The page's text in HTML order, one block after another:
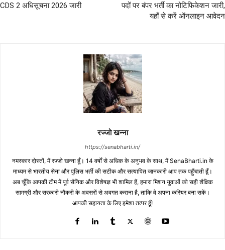
CDS 2 अधिसूचना 2026 जारी
पदों पर बंपर भर्ती का नोटिफिकेशन जारी,
यहाँ से करें ऑनलाइन आवेदन
रज्जो खन्ना
https://senabharti.in/
नमस्कार दोस्तों, मैं रज्जो खन्ना हूँ। 14 वर्षों से अधिक के अनुभव के साथ, मैं SenaBharti.in के
माध्यम से भारतीय सेना और पुलिस भर्ती की सटीक और सत्यापित जानकारी आप तक पहुँचाती हूँ।
अब चूँकि आपकी टीम में पूर्व सैनिक और विशेषज्ञ भी शामिल हैं, हमारा मिशन युवाओं को सही शैक्षिक
सामग्री और सरकारी नौकरी के अवसरों से अवगत कराना है, ताकि वे अपना करियर बना सकें।
आपकी सहायता के लिए हमेशा तत्पर हूँ!